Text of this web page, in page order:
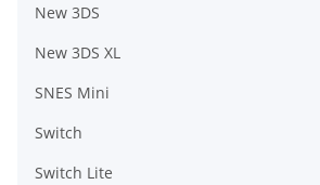
New 3DS
New 3DS XL
SNES Mini
Switch
Switch Lite